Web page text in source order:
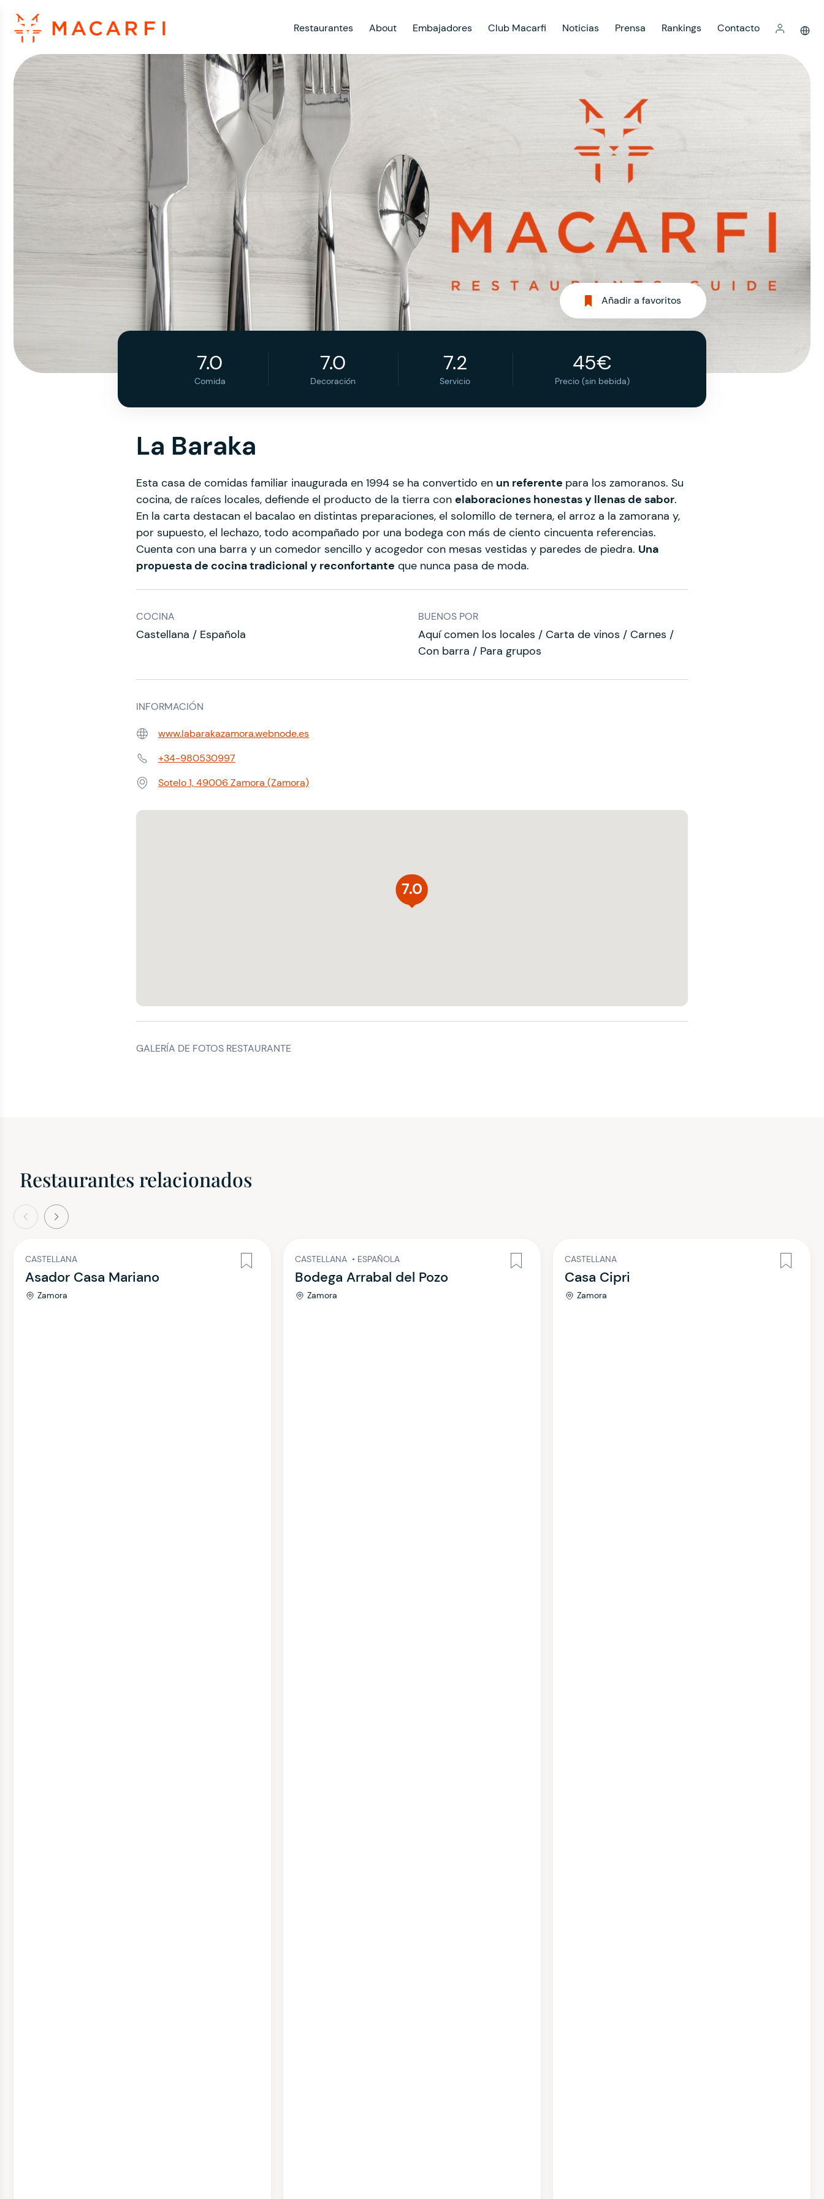
Restaurantes About Embajadores Club Macarfi Noticias Prensa Rankings Contacto
Añadir a favoritos
7.0
Comida
7.0
Decoración
7.2
Servicio
45€
Precio (sin bebida)
La Baraka
Esta casa de comidas familiar inaugurada en 1994 se ha convertido en un referente para los zamoranos. Su
cocina, de raíces locales, defiende el producto de la tierra con elaboraciones honestas y llenas de sabor.
En la carta destacan el bacalao en distintas preparaciones, el solomillo de ternera, el arroz a la zamorana y,
por supuesto, el lechazo, todo acompañado por una bodega con más de ciento cincuenta referencias.
Cuenta con una barra y un comedor sencillo y acogedor con mesas vestidas y paredes de piedra. Una
propuesta de cocina tradicional y reconfortante que nunca pasa de moda.
COCINA
Castellana / Española
BUENOS POR
Aquí comen los locales / Carta de vinos / Carnes /
Con barra / Para grupos
INFORMACIÓN
Web: www.labarakazamora.webnode.es
Teléfono:+34-980530997
Dirección:Sotelo 1, 49006 Zamora (Zamora)
7.0
GALERÍA DE FOTOS RESTAURANTE
Restaurantes relacionados
Siguiente
CASTELLANA
Asador Casa Mariano
Zamora
CASTELLANA • ESPAÑOLA
Bodega Arrabal del Pozo
Zamora
CASTELLANA
Casa Cipri
Zamora